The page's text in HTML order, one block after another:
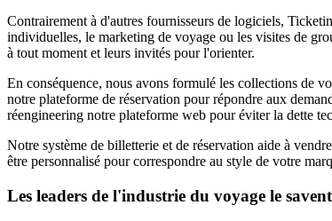
Contrairement à d'autres fournisseurs de logiciels,
individuelles, le marketing de voyage ou les visites de
à tout moment et leurs invités pour l'orienter.
En conséquence, nous avons formulé les collections de
notre plateforme de réservation pour répondre aux
réengineering notre plateforme web pour éviter la dette
Notre système de billetterie et de réservation aide à
être personnalisé pour correspondre au style de votre
Les leaders de l'industrie du voyage le